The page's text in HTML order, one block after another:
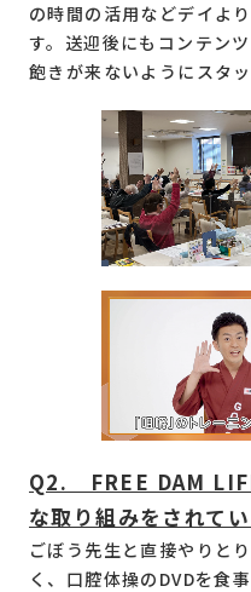
の時間の活用などデイよ
す。送迎後にもコンテン
飽きが来ないようにスタ
Q2. FREE DAM
な取り組みをされて
ごぼう先生と直接やりと
く、口腔体操のDVDを食